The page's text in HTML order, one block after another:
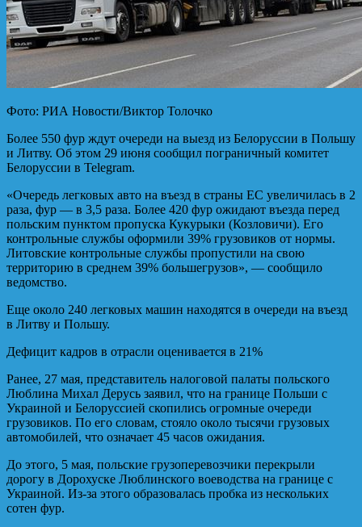
Фото: РИА Новости/Виктор Толочко
Более 550 фур ждут очереди на выезд из Белоруссии в Польшу
и Литву. Об этом 29 июня сообщил пограничный комитет
Белоруссии в Telegram.
«Очередь легковых авто на въезд в страны ЕС увеличилась в 2
раза, фур — в 3,5 раза. Более 420 фур ожидают въезда перед
польским пунктом пропуска Кукурыки (Козловичи). Его
контрольные службы оформили 39% грузовиков от нормы.
Литовские контрольные службы пропустили на свою
территорию в среднем 39% большегрузов», — сообщило
ведомство.
Еще около 240 легковых машин находятся в очереди на въезд
в Литву и Польшу.
Дефицит кадров в отрасли оценивается в 21%
Ранее, 27 мая, представитель налоговой палаты польского
Люблина Михал Дерусь заявил, что на границе Польши с
Украиной и Белоруссией скопились огромные очереди
грузовиков. По его словам, стояло около тысячи грузовых
автомобилей, что означает 45 часов ожидания.
До этого, 5 мая, польские грузоперевозчики перекрыли
дорогу в Дорохуске Люблинского воеводства на границе с
Украиной. Из-за этого образовалась пробка из нескольких
сотен фур.